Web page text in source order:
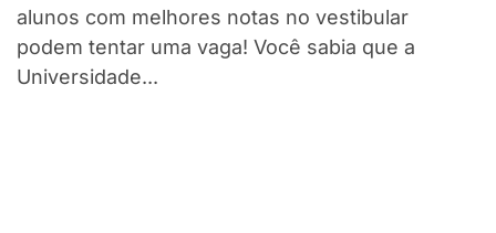
alunos com melhores notas no vestibular
podem tentar uma vaga! Você sabia que a
Universidade...